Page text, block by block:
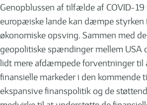
Genopblussen af tilfælde af COVID-19
europæiske lande kan dæmpe styrken
økonomiske opsving. Sammen med
geopolitiske spændinger mellem USA
lidt mere afdæmpede forventninger til
finansielle markeder i den kommende
ekspansive finanspolitik og de